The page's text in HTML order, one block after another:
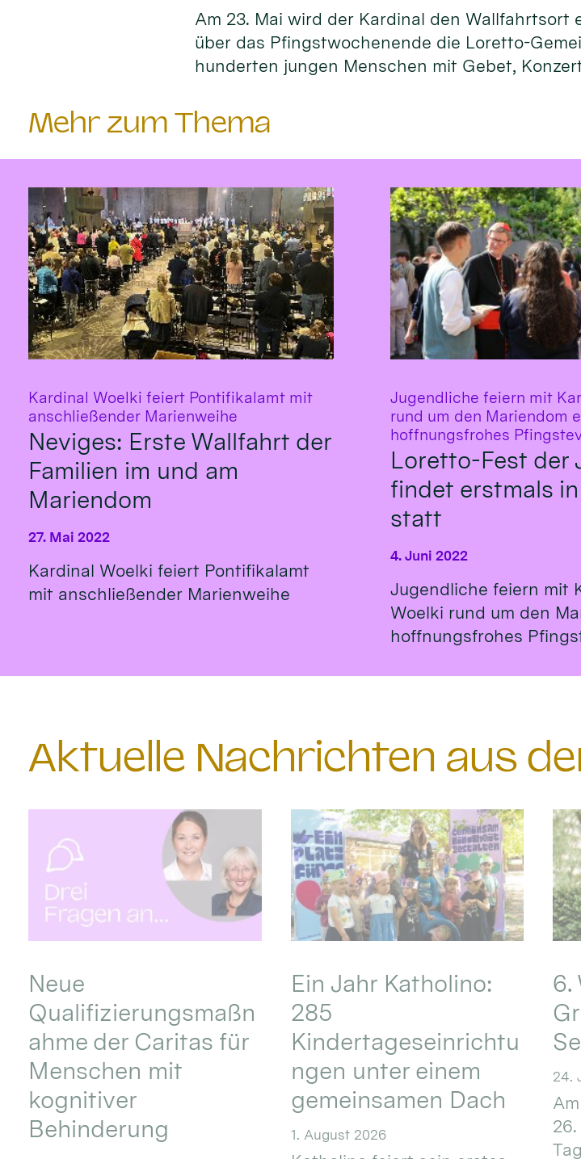
Am 23. Mai wird der Kardinal den
über das Pfingstwochenende die Loretto-
hunderten jungen Menschen mit Gebet,
Mehr zum Thema
Kardinal Woelki feiert Pontifikalamt mit
anschließender Marienweihe
Neviges: Erste Wallfahrt der
Familien im und am
Mariendom
27. Mai 2022
Kardinal Woelki feiert Pontifikalamt
mit anschließender Marienweihe
Jugendliche feiern mit
rund um den Mariendom
hoffnungsfrohes
Loretto-Fest der
findet erstmals
statt
4. Juni 2022
Jugendliche feiern mit
Woelki rund um den
hoffnungsfrohes
Aktuelle Nachrichten aus
Neue
Qualifizierungsmaßn
ahme der Caritas für
Menschen mit
kognitiver
Behinderung
Ein Jahr Katholino:
285
Kindertageseinrichtu
ngen unter einem
gemeinsamen Dach
1. August 2026
6.
24.